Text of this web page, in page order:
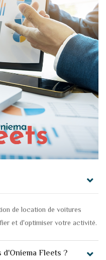
de location de voitures
et d'optimiser votre activité.
Fleets ?